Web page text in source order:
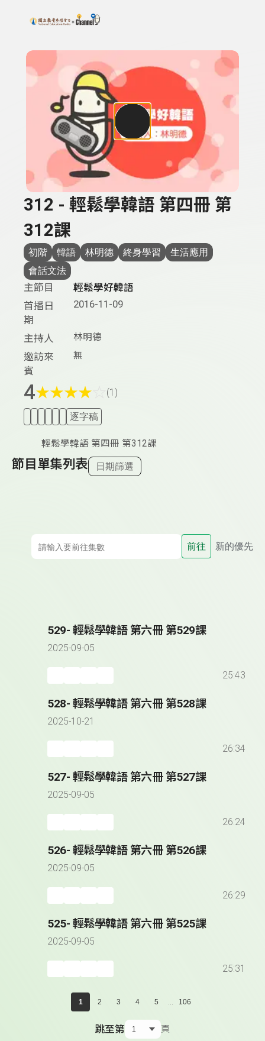
上方功能區塊
搜尋關鍵字：可輸入節目名稱、主持人或關鍵字
312 - 輕鬆學韓語 第四冊 第
312課
初階 韓語 林明德 終身學習
生活應用
會話文法
主節目
輕鬆學好韓語
首播日
期
2016-11-09
主持人 林明德
邀訪來
賓
無
4★★★★ (1)
逐字稿
輕鬆學韓語 第四冊 第312課
節目單集列表 日期篩選
前往 新的優先
529- 輕鬆學韓語 第六冊 第529課
2025-09-05
25:43
528- 輕鬆學韓語 第六冊 第528課
2025-10-21
26:34
527- 輕鬆學韓語 第六冊 第527課
2025-09-05
26:24
526- 輕鬆學韓語 第六冊 第526課
2025-09-05
26:29
525- 輕鬆學韓語 第六冊 第525課
2025-09-05
25:31
1 2 3 4 5 ... 106
跳至第 頁